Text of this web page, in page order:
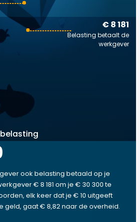
€ 8 181
Belasting betaalt de
werkgever
ook belasting betaald op je
€ 8 181 om je € 30 300 te
elk keer dat je € 10 uitgeeft
geld, gaat € 8,82 naar de overheid.